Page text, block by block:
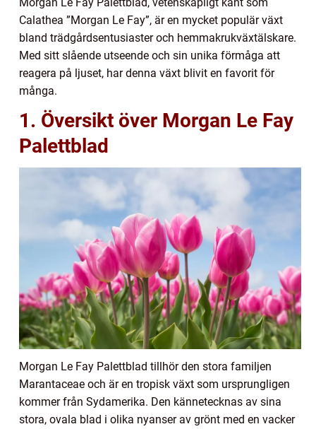
Calathea ”Morgan Le Fay”, är en mycket populär växt
bland trädgårdsentusiaster och hemmakrukväxtälskare.
Med sitt slående utseende och sin unika förmåga att
reagera på ljuset, har denna växt blivit en favorit för
många.
1. Översikt över Morgan Le Fay
Palettblad
Morgan Le Fay Palettblad tillhör den stora familjen
Marantaceae och är en tropisk växt som ursprungligen
kommer från Sydamerika. Den kännetecknas av sina
stora, ovala blad i olika nyanser av grönt med en vacker